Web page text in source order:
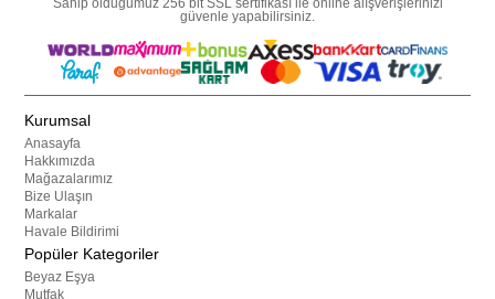
Sahip olduğumuz 256 bit SSL sertifikası ile online alışverişlerinizi
güvenle yapabilirsiniz.
Kurumsal
Anasayfa
Hakkımızda
Mağazalarımız
Bize Ulaşın
Markalar
Havale Bildirimi
Popüler Kategoriler
Beyaz Eşya
Mutfak